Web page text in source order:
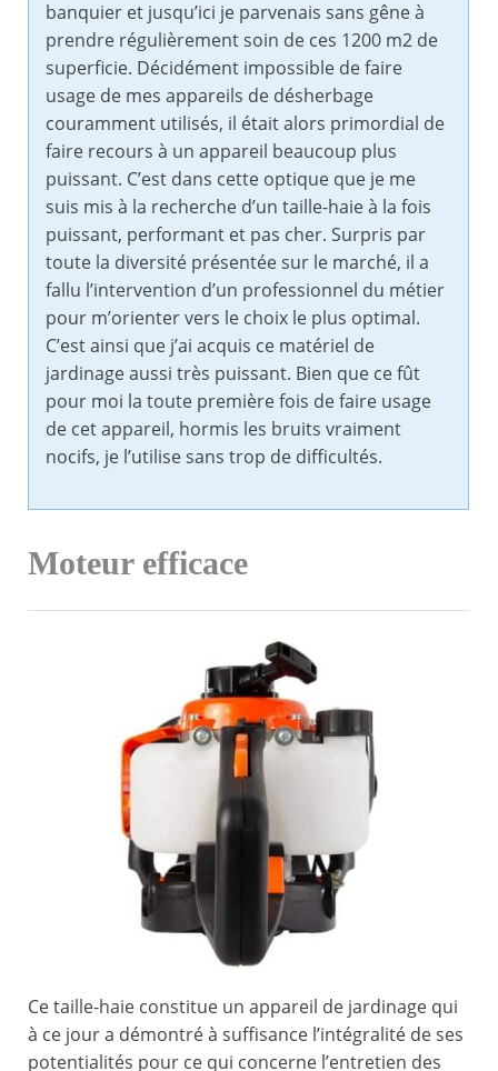
banquier et jusqu’ici je parvenais sans gêne à
prendre régulièrement soin de ces 1200 m2 de
superficie. Décidément impossible de faire
usage de mes appareils de désherbage
couramment utilisés, il était alors primordial de
faire recours à un appareil beaucoup plus
puissant. C’est dans cette optique que je me
suis mis à la recherche d’un taille-haie à la fois
puissant, performant et pas cher. Surpris par
toute la diversité présentée sur le marché, il a
fallu l’intervention d’un professionnel du métier
pour m’orienter vers le choix le plus optimal.
C’est ainsi que j’ai acquis ce matériel de
jardinage aussi très puissant. Bien que ce fût
pour moi la toute première fois de faire usage
de cet appareil, hormis les bruits vraiment
nocifs, je l’utilise sans trop de difficultés.
Moteur efficace
Ce taille-haie constitue un appareil de jardinage qui
à ce jour a démontré à suffisance l’intégralité de ses
potentialités pour ce qui concerne l’entretien des